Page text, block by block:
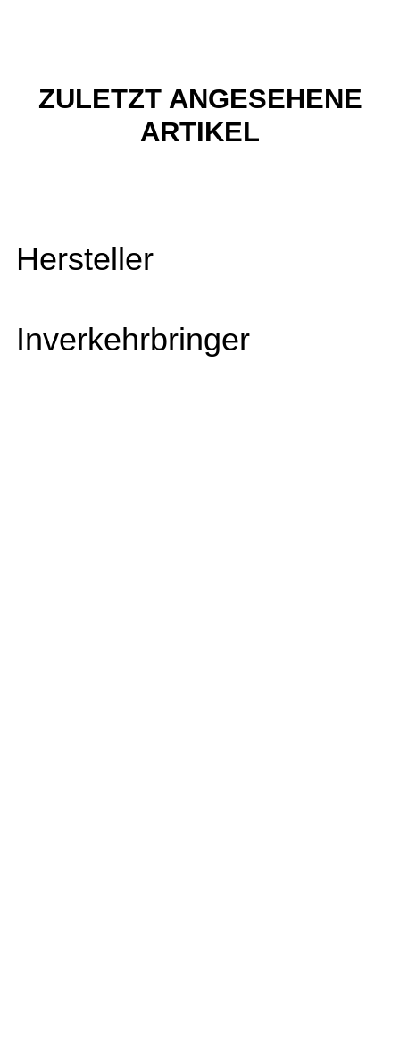
ZULETZT ANGESEHENE
ARTIKEL
Hersteller
Inverkehrbringer